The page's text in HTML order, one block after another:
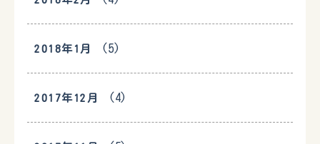
2018年1月 (5)
2017年12月 (4)